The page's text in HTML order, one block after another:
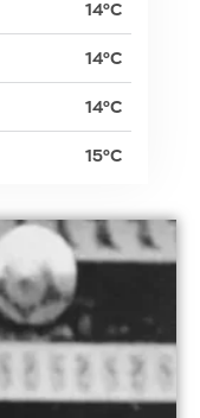
14°C
14°C
14°C
15°C